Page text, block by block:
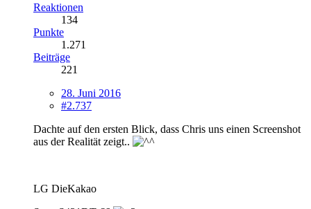
Reaktionen
134
Punkte
1.271
Beiträge
221
28. Juni 2016
#2.737
Dachte auf den ersten Blick, dass Chris uns einen Screenshot
aus der Realität zeigt..
LG DieKakao